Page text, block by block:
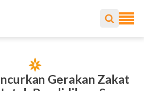
Gerakan Zakat